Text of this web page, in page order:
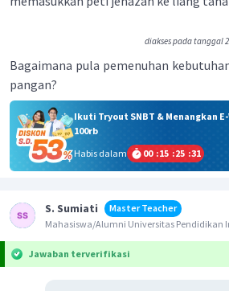
diakses pada tanggal
Bagaimana pula pemenuhan
pangan?
Ikuti Tryout SNBT & Menangkan
100rb
Habis dalam
00 :15 :25 :31
S. Sumiati
Master Teacher
Mahasiswa/Alumni Universitas Pendidikan
Jawaban terverifikasi